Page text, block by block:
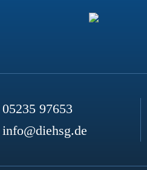
05235 97653
info@diehsg.de